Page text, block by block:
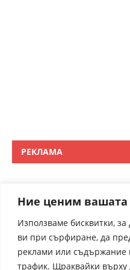
Ние ценим вашата
Използваме бисквитки,
ви при сърфиране, да
реклами или
трафик. Щраквайки върху
РЕКЛАМА